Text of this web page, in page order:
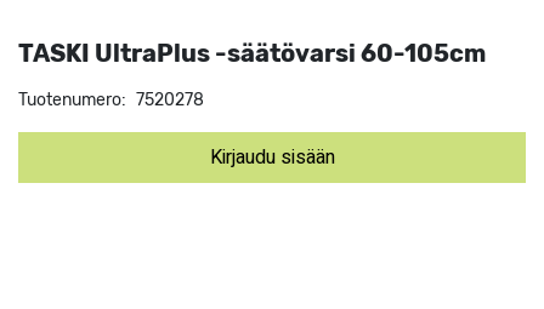
TASKI UltraPlus -säätövarsi 60-105cm
Tuotenumero: 7520278
Kirjaudu sisään